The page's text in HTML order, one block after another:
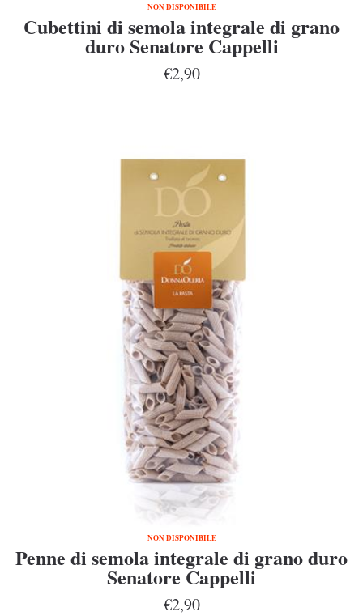
NON DISPONIBILE
Cubettini di semola integrale di grano
duro Senatore Cappelli
€2,90
NON DISPONIBILE
Penne di semola integrale di grano duro
Senatore Cappelli
€2,90